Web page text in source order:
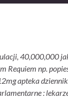
40,000,000
Requiem np.
apteka
: